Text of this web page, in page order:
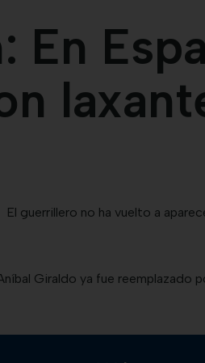
En
guerrillero no ha vuelto a
Giraldo ya fue reemplazado